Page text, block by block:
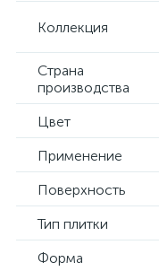
Коллекция
Страна
производства
Цвет
Применение
Поверхность
Тип плитки
Форма